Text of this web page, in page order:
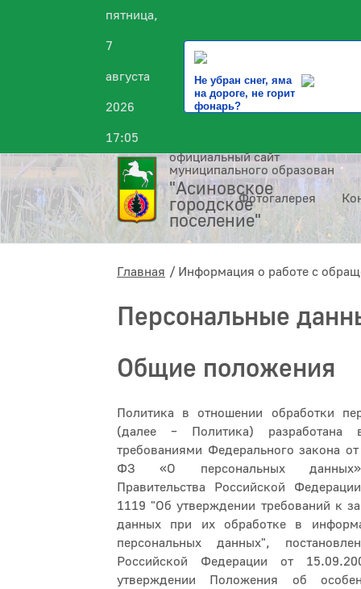
пятница,
7
августа
2026
17:05
Не убран снег, яма
на дороге, не горит
фонарь?
официальный сайт
муниципального образования
"Асиновское
городское
поселение"
Фотогалерея
Главная Информация о работе с
Персональные
Общие положения
Политика в отношении обработки
(далее – Политика) разработана
требованиями Федерального закона
ФЗ «О персональных данных»,
Правительства Российской
1119 "Об утверждении требований к
данных при их обработке в
персональных данных",
Российской Федерации от
утверждении Положения об